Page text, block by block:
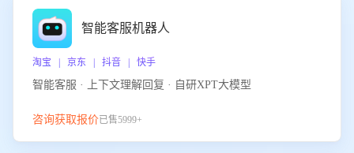
智能客服机器人
淘宝 | 京东 | 抖音 | 快手
智能客服 · 上下文理解回复 · 自研XPT大模型
咨询获取报价已售5999+